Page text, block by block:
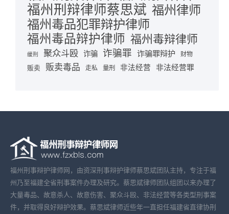
福州刑辩律师蔡思斌 福州律师
福州毒品犯罪辩护律师
福州毒品辩护律师 福州毒辩律师
缓刑 聚众斗殴 诈骗 诈骗罪 诈骗罪辩护 财物
贩卖 贩卖毒品 走私 量刑 非法经营 非法经营罪
福州刑事辩护律师网，由资深刑事辩护律师蔡思斌团队主持，专注于福
州乃至福建全省刑事案件办理及研究。蔡思斌律师团队组团以来办理了
大量毒品、故意杀人、故意伤害、聚众斗殴、非法经营等各类型刑事案
件，并取得良好辩护效果。蔡思斌律师近些年一直担任福建省直律协刑